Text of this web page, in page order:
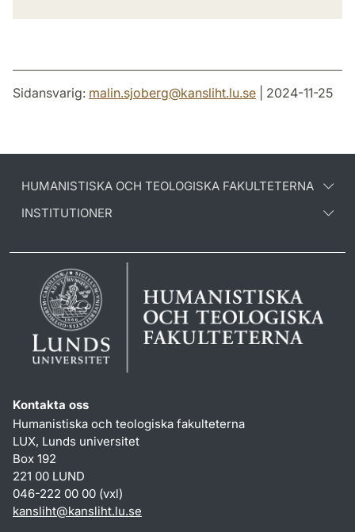
Sidansvarig: malin.sjoberg@kansliht.lu.se | 2024-11-25
HUMANISTISKA OCH TEOLOGISKA FAKULTETERNA
INSTITUTIONER
Kontakta oss
Humanistiska och teologiska fakulteterna
LUX, Lunds universitet
Box 192
221 00 LUND
046-222 00 00 (vxl)
kansliht@kansliht.lu.se